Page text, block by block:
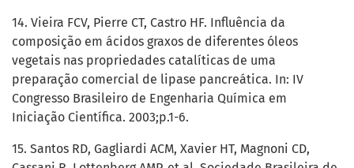
14. Vieira FCV, Pierre CT, Castro HF. Influência da
composição em ácidos graxos de diferentes óleos
vegetais nas propriedades catalíticas de uma
preparação comercial de lipase pancreática. In: IV
Congresso Brasileiro de Engenharia Química em
Iniciação Científica. 2003;p.1-6.
15. Santos RD, Gagliardi ACM, Xavier HT, Magnoni CD,